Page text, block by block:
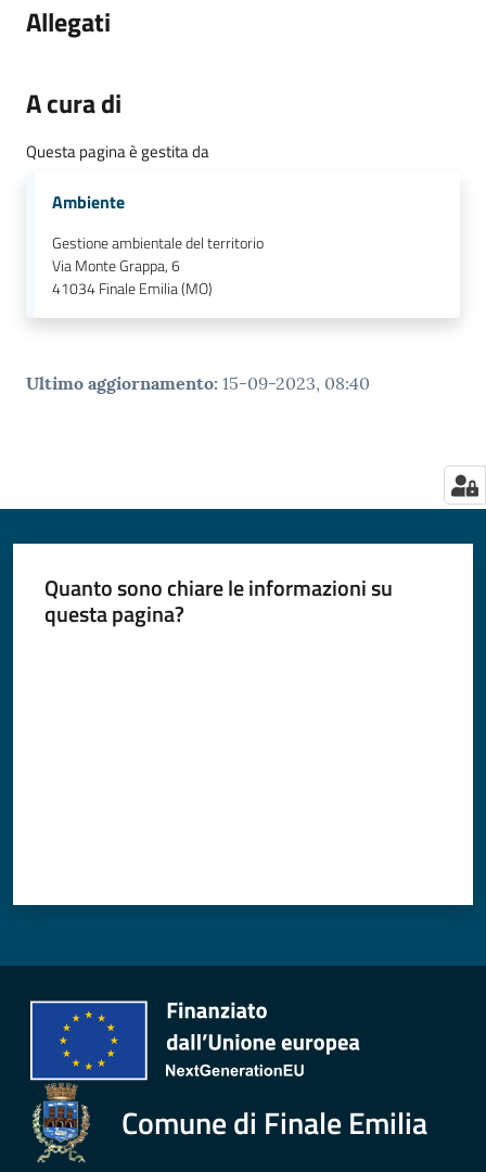
Allegati
A cura di
Questa pagina è gestita da
Ambiente
Gestione ambientale del territorio
Via Monte Grappa, 6
41034Finale Emilia (MO)
Ultimo aggiornamento: 15-09-2023, 08:40
Quanto sono chiare le informazioni su
questa pagina?
Comune di Finale Emilia